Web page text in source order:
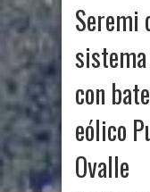
Seremi
con
eólico
Ovalle